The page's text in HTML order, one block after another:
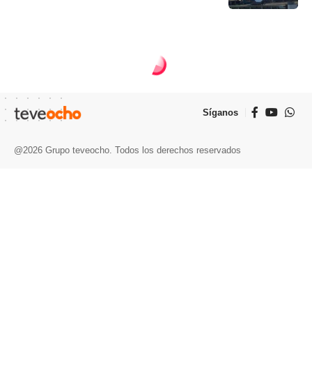
Síganos
@2026 Grupo teveocho. Todos los derechos reservados